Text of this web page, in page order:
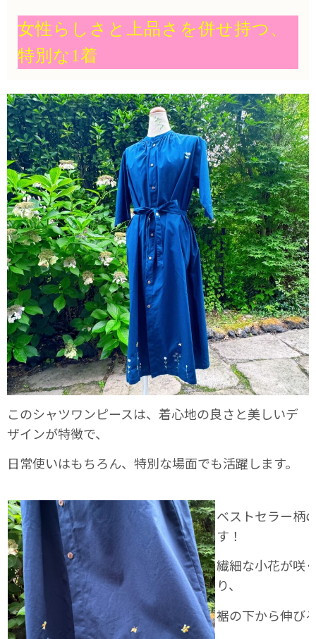
女性らしさと上品さを併せ持つ、
特別な1着
このシャツワンピースは、着心地の良さと美しいデ
ザインが特徴で、
日常使いはもちろん、特別な場面でも活躍します。
ベストセラー柄
す！
繊細な小花が咲
り、
裾の下から伸び